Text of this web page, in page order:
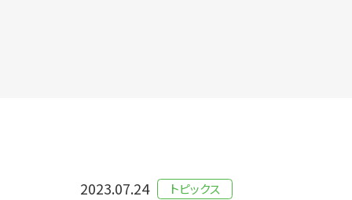
2023.07.24 トピックス